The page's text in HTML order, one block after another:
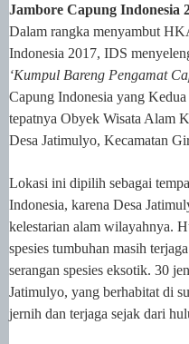
Jambore Capung Indonesia
Dalam rangka menyambut
Indonesia 2017, IDS
‘Kumpul Bareng Pengamat
Capung Indonesia yang
tepatnya Obyek Wisata Alam
Desa Jatimulyo, Kecamatan
Lokasi ini dipilih sebagai
Indonesia, karena Desa
kelestarian alam wilayahnya.
spesies tumbuhan masih
serangan spesies eksotik. 30
Jatimulyo, yang berhabitat di
jernih dan terjaga sejak dari